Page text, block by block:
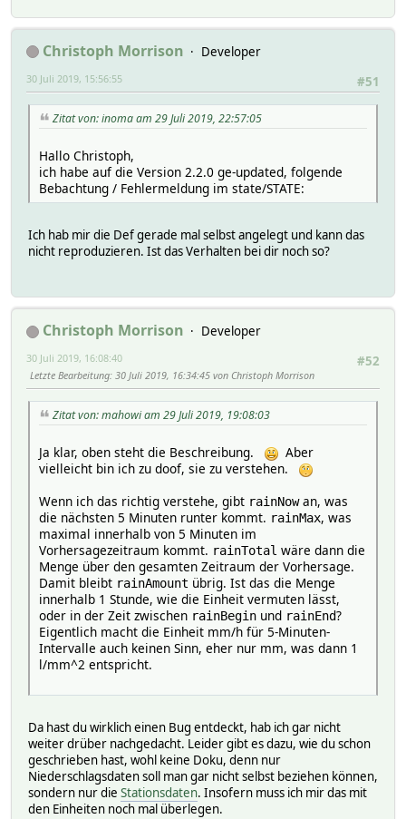
Christoph Morrison
Developer
#51
30 Juli 2019, 15:56:55
Zitat von: inoma am 29 Juli 2019, 22:57:05
Hallo Christoph,
ich habe auf die Version 2.2.0 ge-updated, folgende
Bebachtung / Fehlermeldung im state/STATE:
Ich hab mir die Def gerade mal selbst angelegt und kann das
nicht reproduzieren. Ist das Verhalten bei dir noch so?
Christoph Morrison
Developer
#52
30 Juli 2019, 16:08:40
Letzte Bearbeitung: 30 Juli 2019, 16:34:45 von Christoph Morrison
Zitat von: mahowi am 29 Juli 2019, 19:08:03
Ja klar, oben steht die Beschreibung.
Aber
vielleicht bin ich zu doof, sie zu verstehen.
Wenn ich das richtig verstehe, gibt rainNowan, was
die nächsten 5 Minuten runter kommt. rainMax, was
maximal innerhalb von 5 Minuten im
Vorhersagezeitraum kommt. rainTotal wäre dann die
Menge über den gesamten Zeitraum der Vorhersage.
Damit bleibt rainAmount übrig. Ist das die Menge
innerhalb 1 Stunde, wie die Einheit vermuten lässt,
oder in der Zeit zwischen rainBegin und rainEnd?
Eigentlich macht die Einheit mm/h für 5-Minuten-
Intervalle auch keinen Sinn, eher nur mm, was dann 1
l/mm^2 entspricht.
Da hast du wirklich einen Bug entdeckt, hab ich gar nicht
weiter drüber nachgedacht. Leider gibt es dazu, wie du schon
geschrieben hast, wohl keine Doku, denn nur
Niederschlagsdaten soll man gar nicht selbst beziehen können,
sondern nur die Stationsdaten. Insofern muss ich mir das mit
den Einheiten noch mal überlegen.